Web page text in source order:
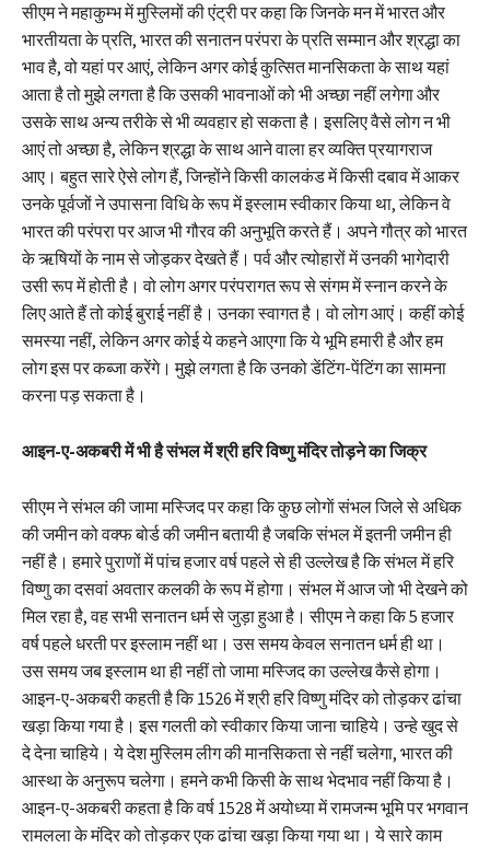
सीएम ने महाकुम्भ में मुस्लिमों की एंट्री पर कहा कि जिनके मन में भारत और
भारतीयता के प्रति, भारत की सनातन परंपरा के प्रति सम्मान और श्रद्धा का
भाव है, वो यहां पर आएं, लेकिन अगर कोई कुत्सित मानसिकता के साथ यहां
आता है तो मुझे लगता है कि उसकी भावनाओं को भी अच्छा नहीं लगेगा और
उसके साथ अन्य तरीके से भी व्यवहार हो सकता है। इसलिए वैसे लोग न भी
आएं तो अच्छा है, लेकिन श्रद्धा के साथ आने वाला हर व्यक्ति प्रयागराज
आए। बहुत सारे ऐसे लोग हैं, जिन्होंने किसी कालकंड में किसी दबाव में आकर
उनके पूर्वजों ने उपासना विधि के रूप में इस्लाम स्वीकार किया था, लेकिन वे
भारत की परंपरा पर आज भी गौरव की अनुभूति करते हैं। अपने गौत्र को भारत
के ऋषियों के नाम से जोड़कर देखते हैं। पर्व और त्योहारों में उनकी भागेदारी
उसी रूप में होती है। वो लोग अगर परंपरागत रूप से संगम में स्नान करने के
लिए आते हैं तो कोई बुराई नहीं है। उनका स्वागत है। वो लोग आएं। कहीं कोई
समस्या नहीं, लेकिन अगर कोई ये कहने आएगा कि ये भूमि हमारी है और हम
लोग इस पर कब्जा करेंगे। मुझे लगता है कि उनको डेंटिंग-पेंटिंग का सामना
करना पड़ सकता है।
आइन-ए-अकबरी में भी है संभल में श्री हरि विष्णु मंदिर तोड़ने का जिक्र
सीएम ने संभल की जामा मस्जिद पर कहा कि कुछ लोगाें संभल जिले से अधिक
की जमीन को वक्फ बोर्ड की जमीन बतायी है जबकि संभल में इतनी जमीन ही
नहीं है। हमारे पुराणों में पांच हजार वर्ष पहले से ही उल्लेख है कि संभल में हरि
विष्णु का दसवां अवतार कलकी के रूप में होगा। संभल में आज जो भी देखने को
मिल रहा है, वह सभी सनातन धर्म से जुड़ा हुआ है। सीएम ने कहा कि 5 हजार
वर्ष पहले धरती पर इस्लाम नहीं था। उस समय केवल सनातन धर्म ही था।
उस समय जब इस्लाम था ही नहीं तो जामा मस्जिद का उल्लेख कैसे होगा।
आइन-ए-अकबरी कहती है कि 1526 में श्री हरि विष्णु मंदिर को तोड़कर ढांचा
खड़ा किया गया है। इस गलती को स्वीकार किया जाना चाहिये। उन्हे खुद से
दे देना चाहिये। ये देश मुस्लिम लीग की मानसिकता से नहीं चलेगा, भारत की
आस्था के अनुरूप चलेगा। हमने कभी किसी के साथ भेदभाव नहीं किया है।
आइन-ए-अकबरी कहता है कि वर्ष 1528 में अयोध्या में रामजन्म भूमि पर भगवान
रामलला के मंदिर को तोड़कर एक ढांचा खड़ा किया गया था। ये सारे काम